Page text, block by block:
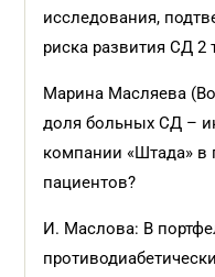
исследования,
риска развития СД 2
Марина Масляева
доля больных СД –
компании «Штада» в
пациентов?
И. Маслова: В